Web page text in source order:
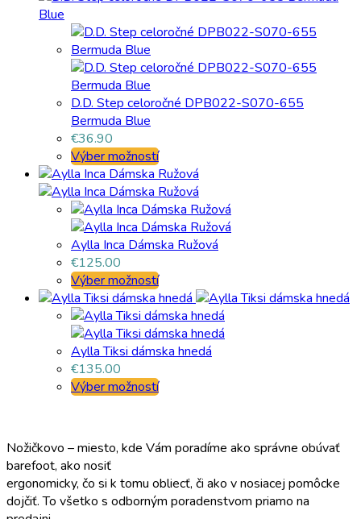
D.D. Step celoročné DPB022-S070-655
Bermuda Blue
€36.90
Výber možností
Aylla Inca Dámska Ružová
€125.00
Výber možností
Aylla Tiksi dámska hnedá
€135.00
Výber možností
Nožičkovo – miesto, kde Vám poradíme ako správne obúvať
barefoot, ako nosiť
ergonomicky, čo si k tomu obliecť, či ako v nosiacej pomôcke
dojčiť. To všetko s odborným poradenstvom priamo na